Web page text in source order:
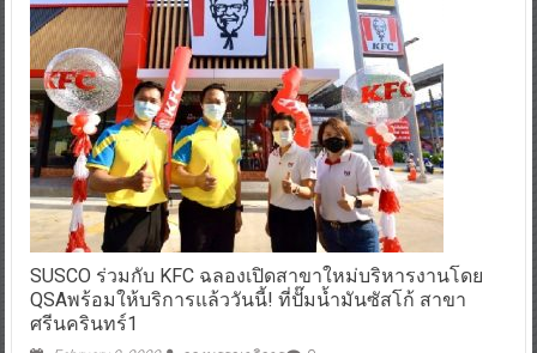
SUSCO ร่วมกับ KFC ฉลองเปิดสาขาใหม่บริหารงานโดย
QSAพร้อมให้บริการแล้ววันนี้! ที่ปั๊มน้ำมันซัสโก้ สาขา
ศรีนครินทร์1